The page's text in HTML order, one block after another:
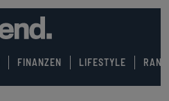
FINANZEN LIFESTYLE